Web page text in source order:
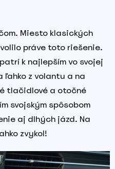
Miesto klasických
práve toto riešenie.
k najlepším vo svojej
ľahko z volantu a na
tlačidlové a otočné
svojským spôsobom
aj dlhých jázd. Na
zvykol!